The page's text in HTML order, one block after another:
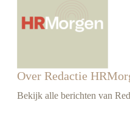
Over Redactie
Bekijk alle berichten van